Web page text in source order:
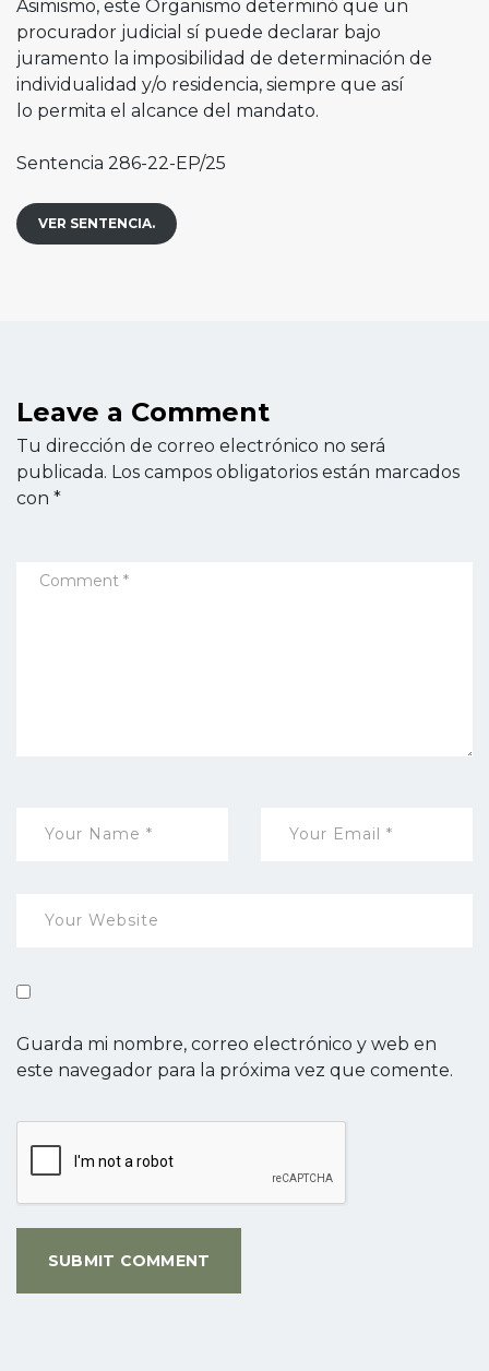
Asimismo, este Organismo determinó que un
procurador judicial sí puede declarar bajo
juramento la imposibilidad de determinación de
individualidad y/o residencia, siempre que así
lo permita el alcance del mandato.
Sentencia 286-22-EP/25
VER SENTENCIA.
Leave a Comment
Tu dirección de correo electrónico no será
publicada. Los campos obligatorios están marcados
con *
Guarda mi nombre, correo electrónico y web en
este navegador para la próxima vez que comente.